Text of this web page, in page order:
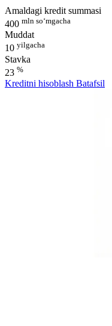
Amaldagi kredit summasi
400 mln so‘mgacha
Muddat
10 yilgacha
Stavka
23 %
Kreditni hisoblash Batafsil